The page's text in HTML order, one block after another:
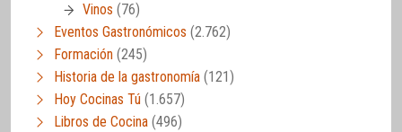
Vinos (76)
Eventos Gastronómicos (2.762)
Formación (245)
Historia de la gastronomía (121)
Hoy Cocinas Tú (1.657)
Libros de Cocina (496)